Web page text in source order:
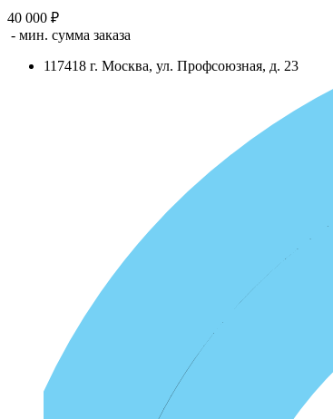
40 000 ₽
- мин. сумма заказа
117418 г. Москва, ул. Профсоюзная, д. 23